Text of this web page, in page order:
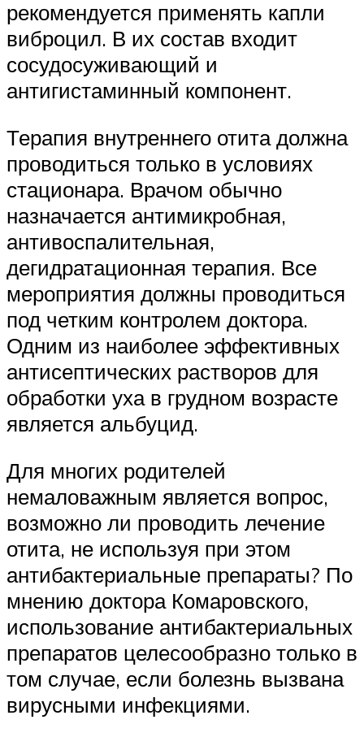
рекомендуется применять капли
виброцил. В их состав входит
сосудосуживающий и
антигистаминный компонент.
Терапия внутреннего отита должна
проводиться только в условиях
стационара. Врачом обычно
назначается антимикробная,
антивоспалительная,
дегидратационная терапия. Все
мероприятия должны проводиться
под четким контролем доктора.
Одним из наиболее эффективных
антисептических растворов для
обработки уха в грудном возрасте
является альбуцид.
Для многих родителей
немаловажным является вопрос,
возможно ли проводить лечение
отита, не используя при этом
антибактериальные препараты? По
мнению доктора Комаровского,
использование антибактериальных
препаратов целесообразно только в
том случае, если болезнь вызвана
вирусными инфекциями.